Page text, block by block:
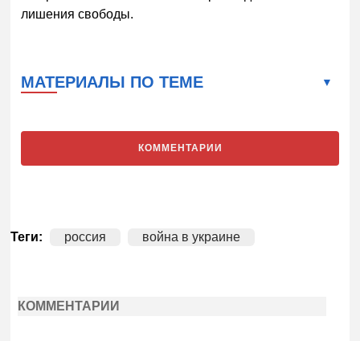
лишения свободы.
МАТЕРИАЛЫ ПО ТЕМЕ
КОММЕНТАРИИ
Теги: россия война в украине
КОММЕНТАРИИ